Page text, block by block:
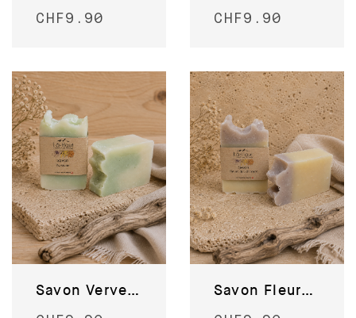
CHF 9.90 CHF 9.90
Savon Verveine Savon Fleurs des champs